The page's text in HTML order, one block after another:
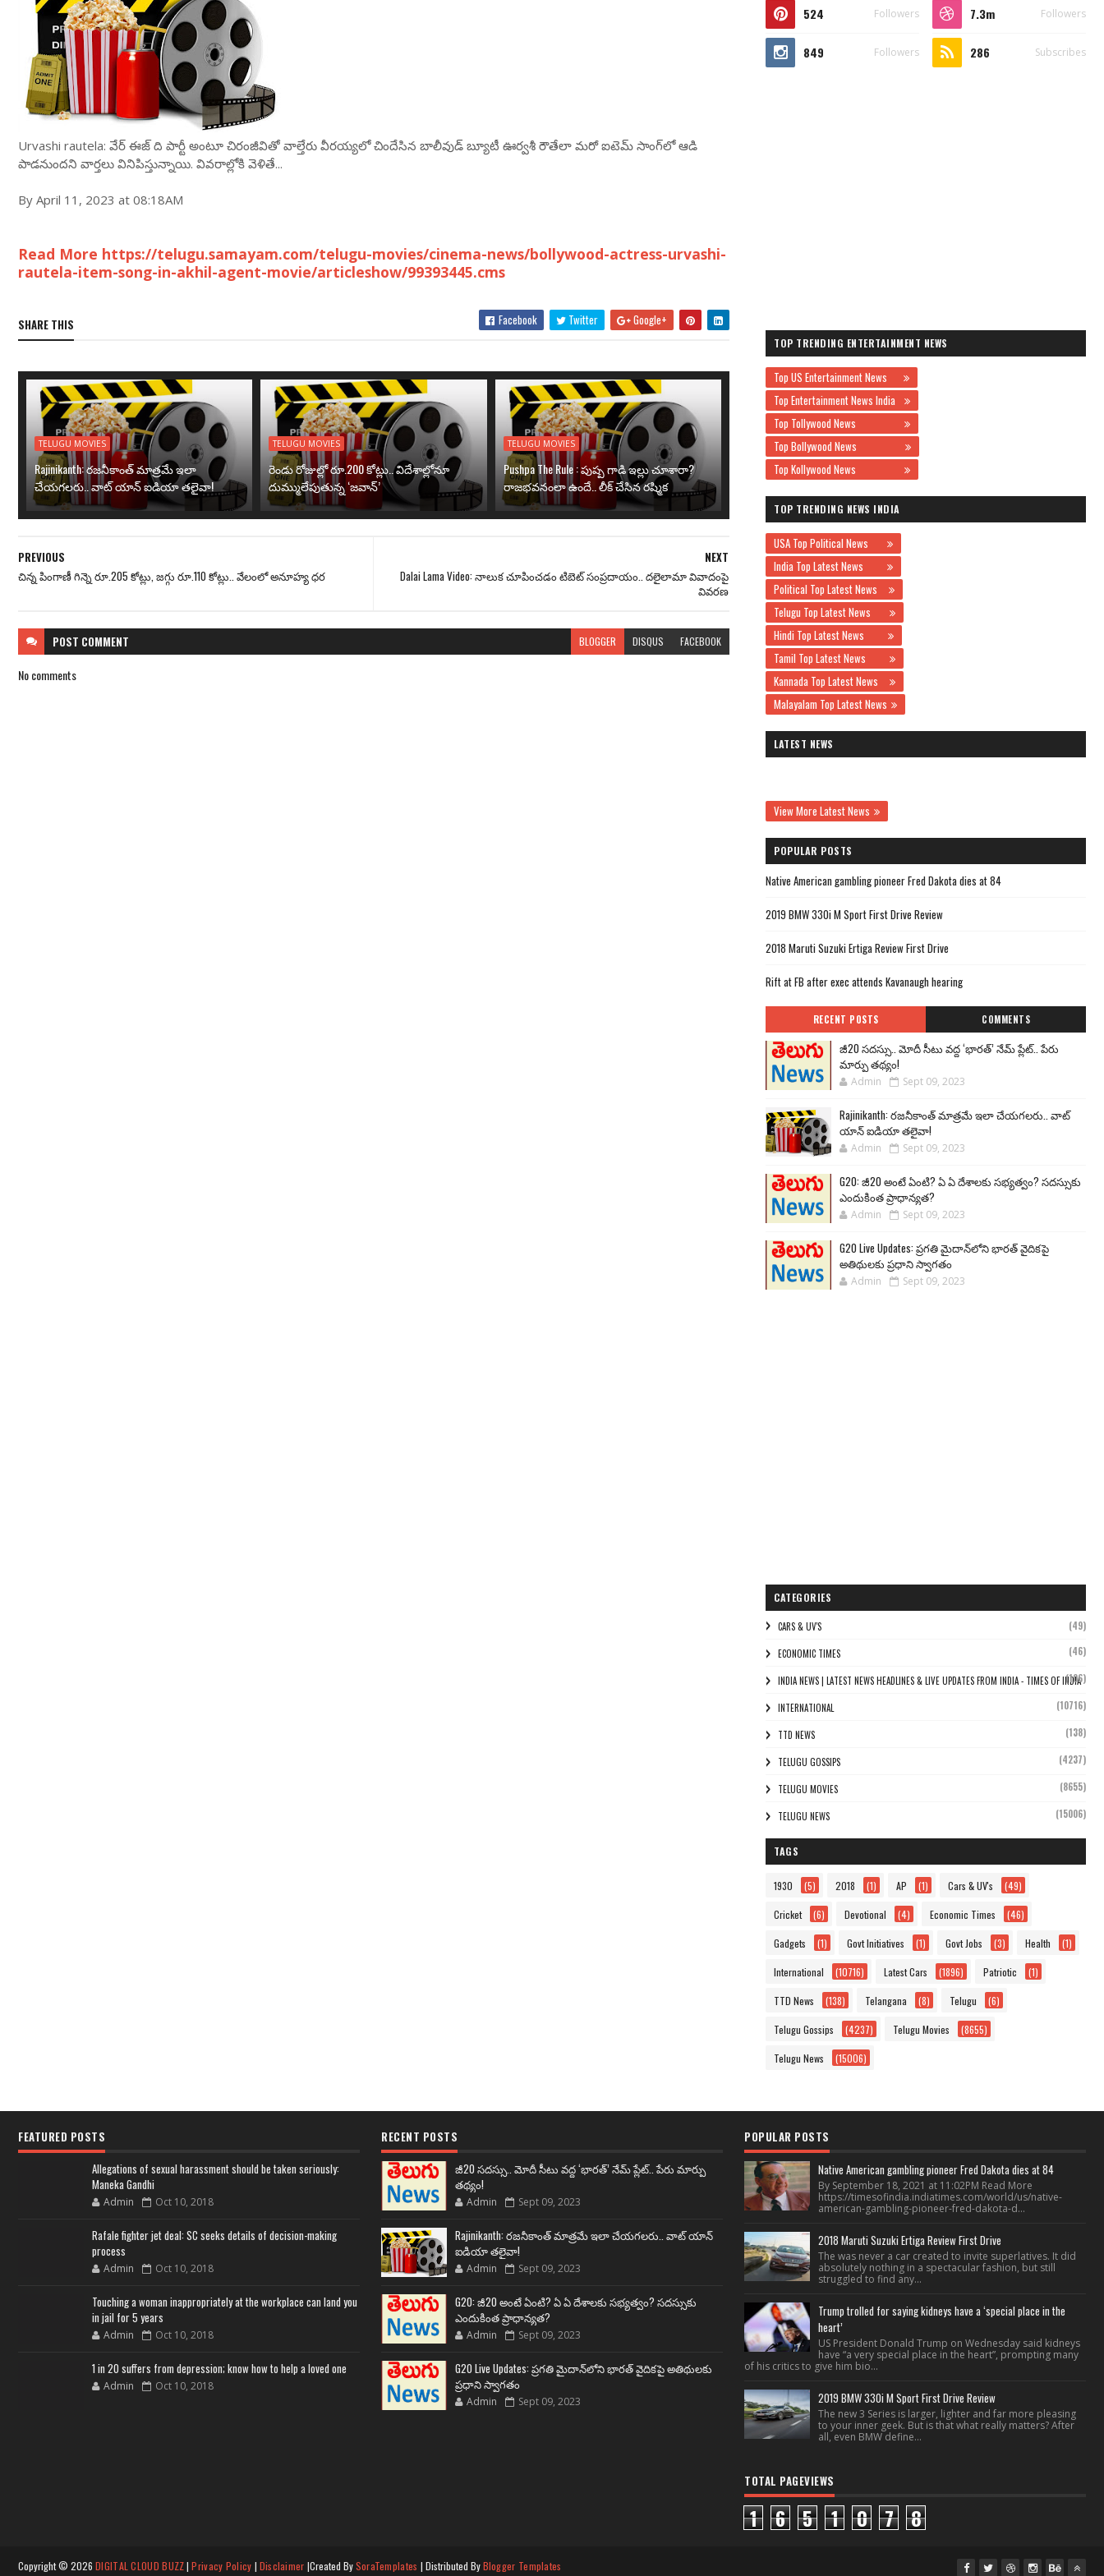
Urvashi rautela: వేర్ ఈజ్ ది పార్టీ అంటూ చిరంజీవితో వాల్తేరు వీర‌య్య‌లో చిందేసిన బాలీవుడ్ బ్యూటీ ఊర్వ‌శీ రౌతేలా మ‌రో ఐటెమ్ సాంగ్‌లో ఆడి
పాడ‌నుంద‌ని వార్త‌లు వినిపిస్తున్నాయి. వివ‌రాల్లోకి వెళితే...
By April 11, 2023 at 08:18AM
Read More https://telugu.samayam.com/telugu-movies/cinema-news/bollywood-actress-urvashi-
rautela-item-song-in-akhil-agent-movie/articleshow/99393445.cms
SHARE THIS Facebook Twitter Google+
TELUGU MOVIES
Rajinikanth: రజనీకాంత్ మాత్రమే ఇలా
చేయగలరు.. వాట్ యాన్ ఐడియా తలైవా!
TELUGU MOVIES
రెండు రోజుల్లో రూ.200 కోట్లు.. విదేశాల్లోనూ
దుమ్ములేపుతున్న ‘జవాన్’
TELUGU MOVIES
Pushpa The Rule : పుష్ప గాడి ఇల్లు చూశారా?
రాజభవనంలా ఉందే.. లీక్ చేసిన రష్మిక
NEXT
Dalai Lama Video: నాలుక చూపించడం టిబెట్ సంప్రదాయం.. దలైలామా వివాదంపై
వివరణ
PREVIOUS
చిన్న పింగాణీ గిన్నె రూ.205 కోట్లు, జగ్గు రూ.110 కోట్లు.. వేలంలో అనూహ్య ధర
POST COMMENT BLOGGER DISQUS FACEBOOK
No comments
524 Followers 7.3m Followers
849 Followers 286 Subscribes
TOP TRENDING ENTERTAINMENT NEWS
Top US Entertainment News
Top Entertainment News India
Top Tollywood News
Top Bollywood News
Top Kollywood News
TOP TRENDING NEWS INDIA
USA Top Political News
India Top Latest News
Political Top Latest News
Telugu Top Latest News
Hindi Top Latest News
Tamil Top Latest News
Kannada Top Latest News
Malayalam Top Latest News
LATEST NEWS
View More Latest News
POPULAR POSTS
Native American gambling pioneer Fred Dakota dies at 84
2019 BMW 330i M Sport First Drive Review
2018 Maruti Suzuki Ertiga Review First Drive
Rift at FB after exec attends Kavanaugh hearing
RECENT POSTS COMMENTS
జీ20 సదస్సు.. మోదీ సీటు వద్ద ‘భారత్’ నేమ్ ప్లేట్‌.. పేరు
మార్పు తథ్యం!
Admin Sept 09, 2023
Rajinikanth: రజనీకాంత్ మాత్రమే ఇలా చేయగలరు.. వాట్
యాన్ ఐడియా తలైవా!
Admin Sept 09, 2023
G20: జీ20 అంటే ఏంటి? ఏ ఏ దేశాలకు సభ్యత్వం? సదస్సుకు
ఎందుకింత ప్రాధాన్యత?
Admin Sept 09, 2023
G20 Live Updates: ప్రగతి మైదాన్‌లోని భారత్ వైదికపై
అతిథులకు ప్రధాని స్వాగతం
Admin Sept 09, 2023
CATEGORIES
CARS & UV'S (49)
ECONOMIC TIMES (46)
INDIA NEWS | LATEST NEWS HEADLINES & LIVE UPDATES FROM INDIA - TIMES OF INDIA
(106)
INTERNATIONAL (10716)
TTD NEWS (138)
TELUGU GOSSIPS (4237)
TELUGU MOVIES (8655)
TELUGU NEWS (15006)
TAGS
1930 (5) 2018 (1) AP (1) Cars & UV's (49)
Cricket (6) Devotional (4) Economic Times (46)
Gadgets (1) Govt Initiatives (1) Govt Jobs (3) Health (1)
International (10716) Latest Cars (1896) Patriotic (1)
TTD News (138) Telangana (8) Telugu (6)
Telugu Gossips (4237) Telugu Movies (8655)
Telugu News (15006)
FEATURED POSTS
Allegations of sexual harassment should be taken seriously:
Maneka Gandhi
Admin Oct 10, 2018
Rafale fighter jet deal: SC seeks details of decision-making
process
Admin Oct 10, 2018
Touching a woman inappropriately at the workplace can land you
in jail for 5 years
Admin Oct 10, 2018
1 in 20 suffers from depression; know how to help a loved one
Admin Oct 10, 2018
RECENT POSTS
జీ20 సదస్సు.. మోదీ సీటు వద్ద ‘భారత్’ నేమ్ ప్లేట్‌.. పేరు మార్పు
తథ్యం!
Admin Sept 09, 2023
Rajinikanth: రజనీకాంత్ మాత్రమే ఇలా చేయగలరు.. వాట్ యాన్
ఐడియా తలైవా!
Admin Sept 09, 2023
G20: జీ20 అంటే ఏంటి? ఏ ఏ దేశాలకు సభ్యత్వం? సదస్సుకు
ఎందుకింత ప్రాధాన్యత?
Admin Sept 09, 2023
G20 Live Updates: ప్రగతి మైదాన్‌లోని భారత్ వైదికపై అతిథులకు
ప్రధాని స్వాగతం
Admin Sept 09, 2023
POPULAR POSTS
Native American gambling pioneer Fred Dakota dies at 84
By September 18, 2021 at 11:02PM Read More
https://timesofindia.indiatimes.com/world/us/native-
american-gambling-pioneer-fred-dakota-d...
2018 Maruti Suzuki Ertiga Review First Drive
The was never a car created to invite superlatives. It did
absolutely nothing in a spectacular fashion, but still
struggled to find any...
Trump trolled for saying kidneys have a ‘special place in the
heart’
US President Donald Trump on Wednesday said kidneys
have “a very special place in the heart”, prompting many
of his critics to give him bio...
2019 BMW 330i M Sport First Drive Review
The new 3 Series is larger, lighter and far more pleasing
to your inner geek. But is that what really matters? After
all, even BMW define...
TOTAL PAGEVIEWS
1 6 5 1 0 7 8
Copyright © 2026 DIGITAL CLOUD BUZZ|Privacy Policy | Disclaimer |Created BySoraTemplates | Distributed ByBlogger Templates